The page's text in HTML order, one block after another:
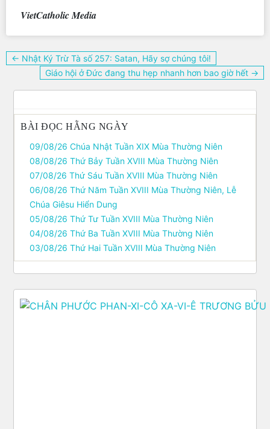
VietCatholic Media
Điều
← Nhật Ký Trừ Tà số 257: Satan, Hãy sợ chúng tôi!
Giáo hội ở Đức đang thu hẹp nhanh hơn bao giờ hết →
BÀI ĐỌC HẰNG NGÀY
09/08/26 Chúa Nhật Tuần XIX Mùa Thường Niên
08/08/26 Thứ Bảy Tuần XVIII Mùa Thường Niên
07/08/26 Thứ Sáu Tuần XVIII Mùa Thường Niên
06/08/26 Thứ Năm Tuần XVIII Mùa Thường Niên, Lễ
Chúa Giêsu Hiển Dung
05/08/26 Thứ Tư Tuần XVIII Mùa Thường Niên
04/08/26 Thứ Ba Tuần XVIII Mùa Thường Niên
03/08/26 Thứ Hai Tuần XVIII Mùa Thường Niên